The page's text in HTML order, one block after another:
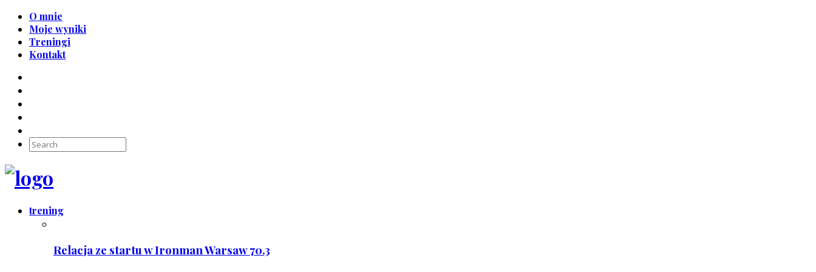
O mnie
Moje wyniki
Treningi
Kontakt
trening
Relacja ze startu w Ironman Warsaw 70.3